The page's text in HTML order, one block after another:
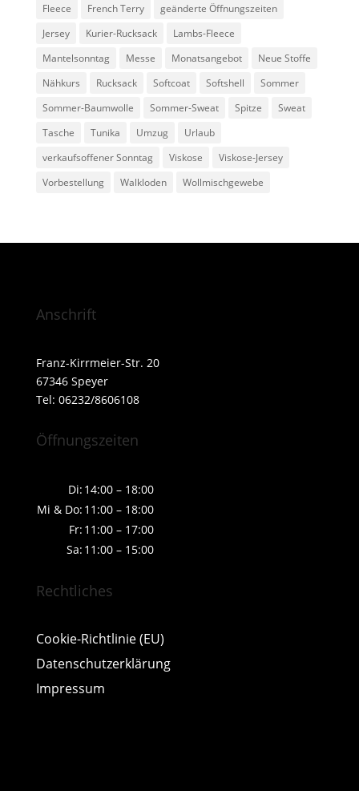
Fleece
French Terry
geänderte Öffnungszeiten
Jersey
Kurier-Rucksack
Lambs-Fleece
Mantelsonntag
Messe Monatsangebot
Neue Stoffe
Nähkurs
Rucksack Softcoat Softshell
Sommer
Sommer-Baumwolle
Sommer-Sweat Spitze
Sweat
Tasche
Tunika Umzug
Urlaub
verkaufsoffener Sonntag
Viskose
Viskose-Jersey
Vorbestellung
Walkloden Wollmischgewebe
Anschrift
Franz-Kirrmeier-Str. 20
67346 Speyer
Tel: 06232/8606108
Öffnungszeiten
Di: 14:00 – 18:00
Mi & Do: 11:00 – 18:00
Fr: 11:00 – 17:00
Sa: 11:00 – 15:00
Rechtliches
Cookie-Richtlinie (EU)
Datenschutzerklärung
Impressum